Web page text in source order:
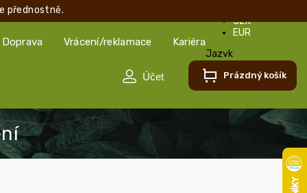
přednostně.
Doprava Vrácení/reklamace Kariéra
CZK
EUR
Jazyk
Čeština
Prázdný košík